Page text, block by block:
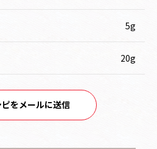
5g
20g
ピをメールに送信